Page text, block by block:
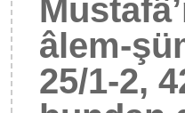
âlem-
25/1-2,